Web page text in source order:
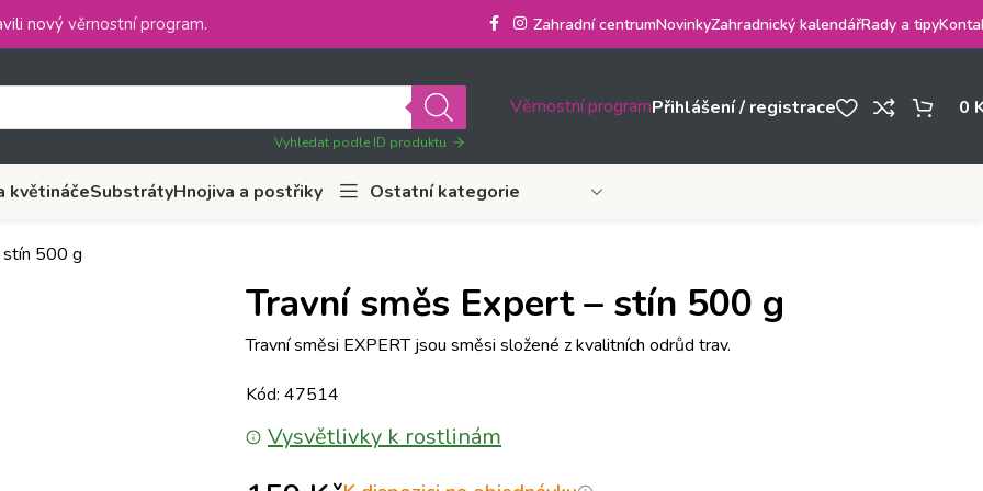
nový věrnostní program. Zahradní centrumNovinkyZahradnický kalendářRady a tipy
Vyhledat podle ID produktu
Věrnostní programPřihlášení / registrace 0
květináčeSubstrátyHnojiva a postřiky Ostatní kategorie
stín 500 g
Travní směs Expert – stín 500 g
Travní směsi EXPERT jsou směsi složené z kvalitních odrůd trav.
Kód: 47514
Vysvětlivky k rostlinám